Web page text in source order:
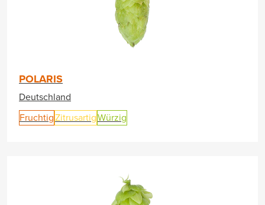
POLARIS
Deutschland
FruchtigZitrusartigWürzig